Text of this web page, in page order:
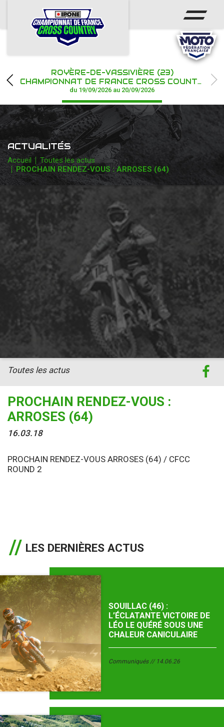
ACCUEIL
ACTUS
CHAMPIONNAT
RÉSULTATS
PHOTOS / WEB TV
PARTENAIRES
ROYÈRE-DE-VASSIVIÈRE (23)
CHAMPIONNAT DE FRANCE CROSS COUNTRY IPONE
du 19/09/2026 au 20/09/2026
ACTUALITÉS
Accueil
Toutes les actus
PROCHAIN RENDEZ-VOUS : ARROSES (64)
PROCHAIN RENDEZ-VOUS :
ARROSES (64)
16.03.18
Toutes les actus
PROCHAIN RENDEZ-VOUS ARROSES (64) / CFCC
ROUND 2
LES DERNIÈRES ACTUS
SOUILLAC (46) :
L’ÉCLATANTE VICTOIRE DE
LÉO LE QUÉRÉ SOUS UNE
CHALEUR CANICULAIRE
Communiqués 14.06.26